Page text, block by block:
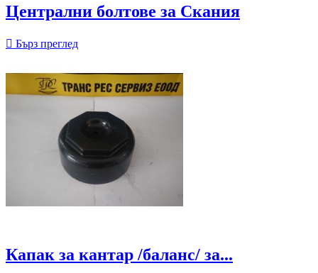
Централни болтове за Скания
 Бърз преглед
Капак за кантар /баланс/ за...